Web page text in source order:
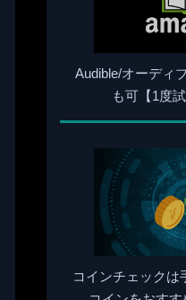
Audible/オーディ
も可【1度
コインチェックは